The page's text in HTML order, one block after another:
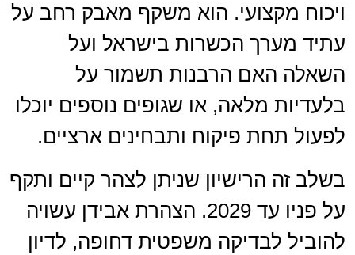
ויכוח מקצועי. הוא משקף מאבק רחב על
עתיד מערך הכשרות בישראל ועל
השאלה האם הרבנות תשמור על
בלעדיות מלאה, או שגופים נוספים יוכלו
לפעול תחת פיקוח ותבחינים ארציים.
בשלב זה הרישיון שניתן לצהר קיים ותקף
על פניו עד 2029. הצהרת אבידן עשויה
להוביל לבדיקה משפטית דחופה, לדיון